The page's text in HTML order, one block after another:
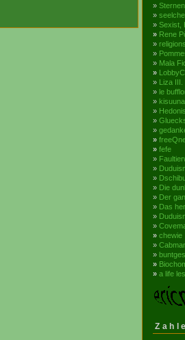
»
»
» Sexist,
» Rene
»
»
» Mala
»
» Liza III.
» le
»
»
»
»
»
» fefe
»
»
»
» Die
» Der
» Das
»
»
» chewie
»
»
»
» a life